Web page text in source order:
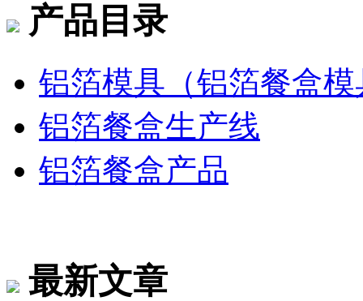
产品目录
铝箔模具（铝箔餐盒模
铝箔餐盒生产线
铝箔餐盒产品
最新文章